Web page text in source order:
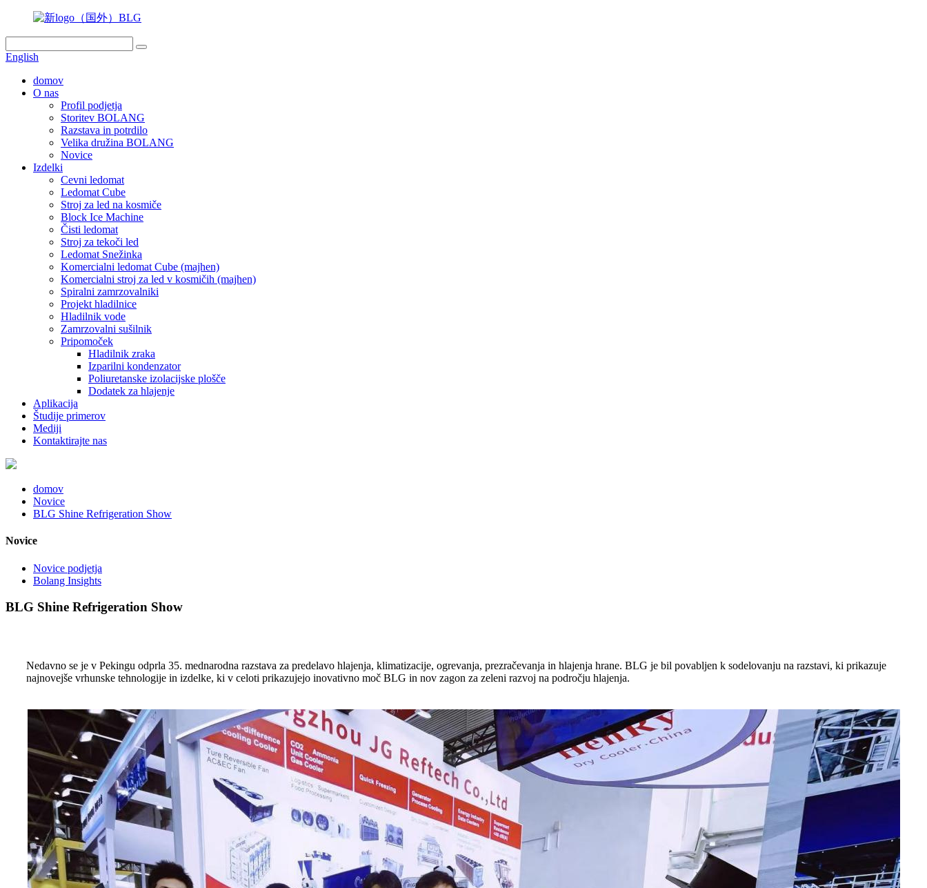
English
domov
O nas
Profil podjetja
Storitev BOLANG
Razstava in potrdilo
Velika družina BOLANG
Novice
Izdelki
Cevni ledomat
Ledomat Cube
Stroj za led na kosmiče
Block Ice Machine
Čisti ledomat
Stroj za tekoči led
Ledomat Snežinka
Komercialni ledomat Cube (majhen)
Komercialni stroj za led v kosmičih (majhen)
Spiralni zamrzovalniki
Projekt hladilnice
Hladilnik vode
Zamrzovalni sušilnik
Pripomoček
Hladilnik zraka
Izparilni kondenzator
Poliuretanske izolacijske plošče
Dodatek za hlajenje
Aplikacija
Študije primerov
Mediji
Kontaktirajte nas
domov
Novice
BLG Shine Refrigeration Show
Novice
Novice podjetja
Bolang Insights
BLG Shine Refrigeration Show
Nedavno se je v Pekingu odprla 35. mednarodna razstava za predelavo hlajenja, klimatizacije, ogrevanja, prezračevanja in hlajenja hrane. BLG je bil povabljen k sodelovanju na razstavi, ki prikazuje
najnovejše vrhunske tehnologije in izdelke, ki v celoti prikazujejo inovativno moč BLG in nov zagon za zeleni razvoj na področju hlajenja.